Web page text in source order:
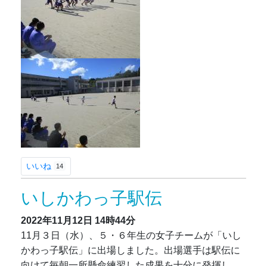
いいね 14
いしかわっ子駅伝
2022年11月12日 14時44分
11月３日（水）、５・６年生の女子チームが「いし
かわっ子駅伝」に出場しました。出場選手は駅伝に